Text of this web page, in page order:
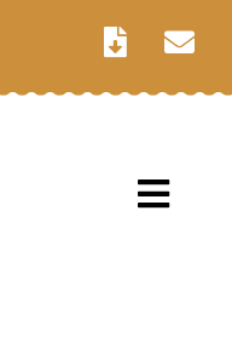
Toggle